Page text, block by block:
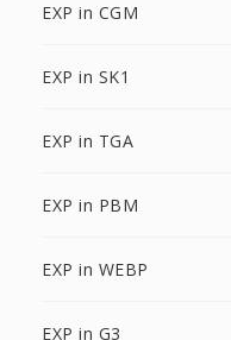
EXP in CGM
EXP in SK1
EXP in TGA
EXP in PBM
EXP in WEBP
EXP in G3